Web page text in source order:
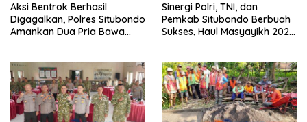
Aksi Bentrok Berhasil
Digagalkan, Polres Situbondo
Amankan Dua Pria Bawa
Sinergi Polri, TNI, dan
Pemkab Situbondo Berbuah
Sukses, Haul Masyayikh 2026
Jamaah